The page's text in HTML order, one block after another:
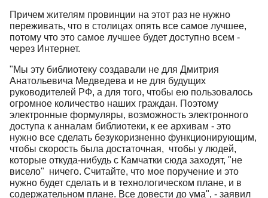
Причем жителям провинции на этот раз не нужно
переживать, что в столицах опять все самое лучшее,
потому что это самое лучшее будет доступно всем -
через Интернет.
"Мы эту библиотеку создавали не для Дмитрия
Анатольевича Медведева и не для будущих
руководителей РФ, а для того, чтобы ею пользовалось
огромное количество наших граждан. Поэтому
электронные формуляры, возможность электронного
доступа к анналам библиотеки, к ее архивам - это
нужно все сделать безукоризненно функционирующим,
чтобы скорость была достаточная, чтобы у людей,
которые откуда-нибудь с Камчатки сюда заходят, "не
висело" ничего. Считайте, что мое поручение и это
нужно будет сделать и в технологическом плане, и в
содержательном плане. Все довести до ума", - заявил